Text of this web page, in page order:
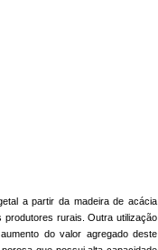
a partir da madeira de acácia
produtores rurais. Outra utilização
do valor agregado deste